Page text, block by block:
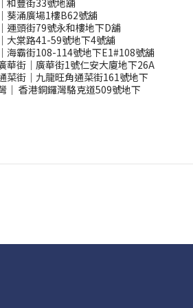
葵涌廣場1樓B62號舖
運頭街79號永和樓地下D舖
大棠路41-59號地下4號舖
海霸街108-114號地下E1#108號舖
華街｜廣華街1號仁安大廈地下26A
菜街｜九龍旺角通菜街161號地下
｜ 香港銅鑼灣駱克道509號地下